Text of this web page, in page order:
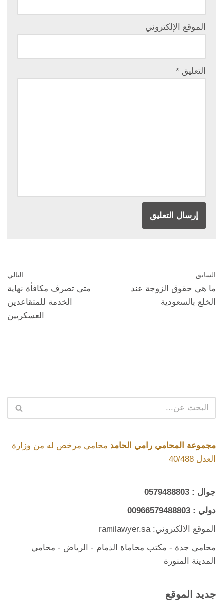
الموقع الإلكتروني
التعليق *
السابق
ما هي حقوق الزوجة عند
الخلع بالسعودية
التالي
متى تصرف مكافأة نهاية
الخدمة للمتقاعدين
العسكريين
مجموعة المحامي رامي الحامد محامي مرخص له من وزارة
العدل 40/488
جوال : 0579488803
دولي : 00966579488803
الموقع الالكتروني: ramilawyer.sa
محامي جدة - مكتب محاماة الدمام - الرياض - محامي
المدينة المنورة
جديد الموقع